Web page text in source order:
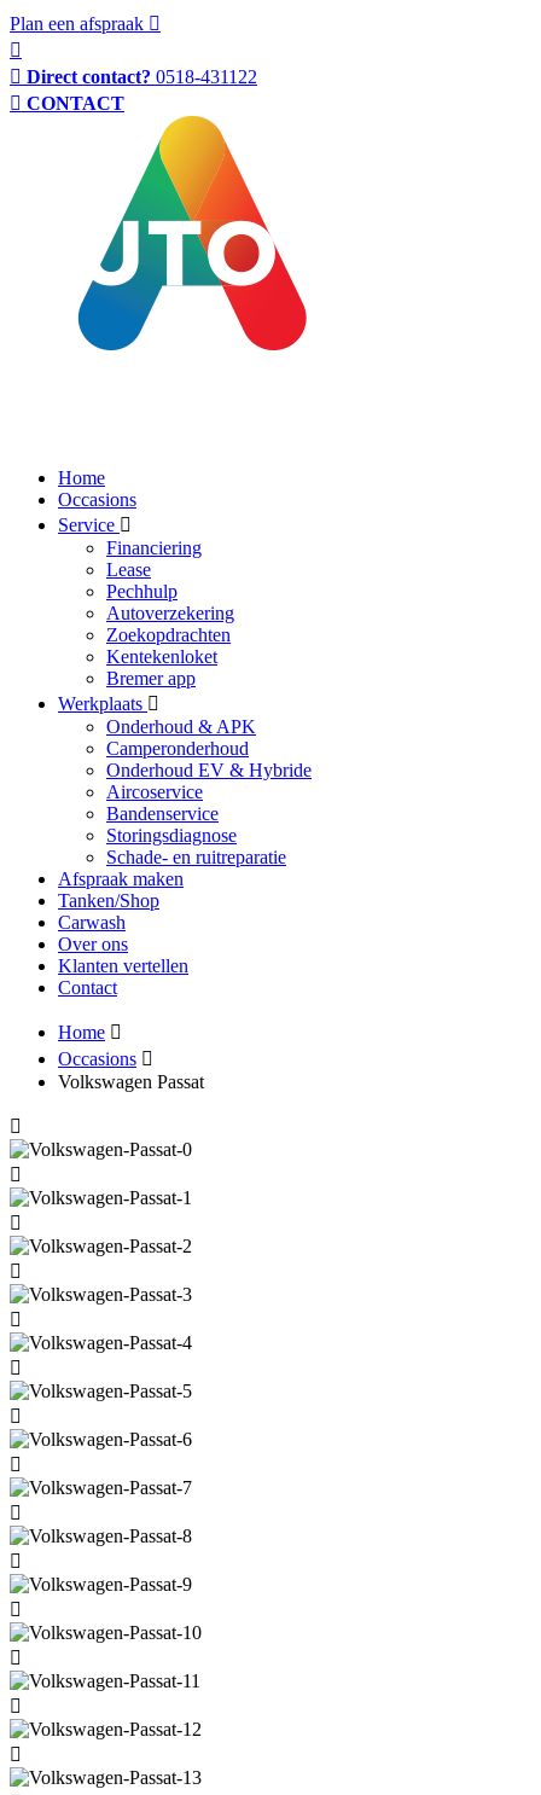
Plan een afspraak
Direct contact? 0518-431122
CONTACT
Home
Occasions
Service
Financiering
Lease
Pechhulp
Autoverzekering
Zoekopdrachten
Kentekenloket
Bremer app
Werkplaats
Onderhoud & APK
Camperonderhoud
Onderhoud EV & Hybride
Aircoservice
Bandenservice
Storingsdiagnose
Schade- en ruitreparatie
Afspraak maken
Tanken/Shop
Carwash
Over ons
Klanten vertellen
Contact
Home
Occasions
Volkswagen Passat